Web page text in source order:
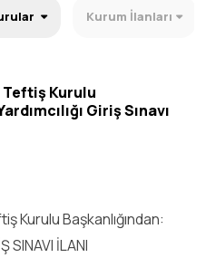
Kurum İlanları
Teftiş Kurulu
Giriş Sınavı
Kurulu Başkanlığından:
SINAVI İLANI